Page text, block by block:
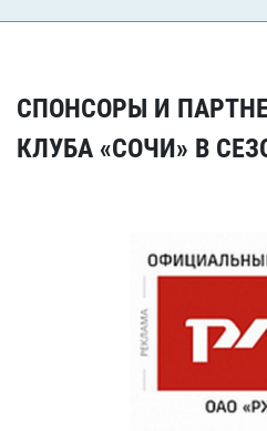
СПОНСОРЫ И
КЛУБА «СОЧИ» В